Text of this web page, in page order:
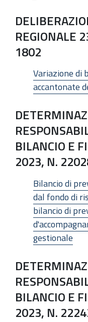
REGIONALE
1802
Variazione di
accantonate
BILANCIO E
2023, N.
Bilancio di
dal fondo di
bilancio di
gestionale
BILANCIO E
2023, N.